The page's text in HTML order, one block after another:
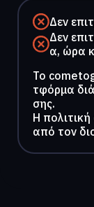
Δεν
Δεν
α, ώρα
To
τφόρμα
σης.
Η
από τον